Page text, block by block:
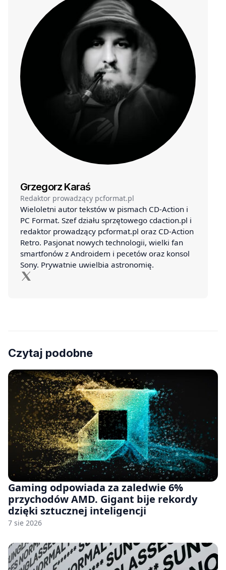
Grzegorz Karaś
Redaktor prowadzący pcformat.pl
Wieloletni autor tekstów w pismach CD-Action i
PC Format. Szef działu sprzętowego cdaction.pl i
redaktor prowadzący pcformat.pl oraz CD-Action
Retro. Pasjonat nowych technologii, wielki fan
smartfonów z Androidem i pecetów oraz konsol
Sony. Prywatnie uwielbia astronomię.
Czytaj podobne
Gaming odpowiada za zaledwie 6%
przychodów AMD. Gigant bije rekordy
dzięki sztucznej inteligencji
7 sie 2026